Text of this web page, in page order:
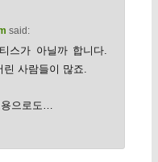
said:
스가 아닐까 합니다.
린 사람들이 많죠.
으로도…